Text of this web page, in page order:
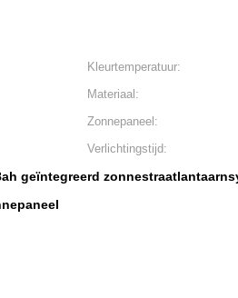
Kleurtemperatuur:
Materiaal:
Zonnepaneel:
Verlichtingstijd:
geïntegreerd